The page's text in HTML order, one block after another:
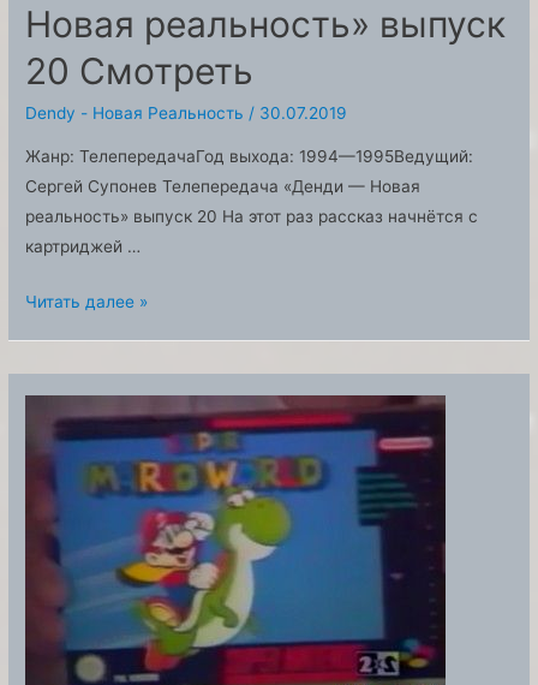
Новая реальность» выпуск
20 Смотреть
Dendy - Новая Реальность / 30.07.2019
Жанр: ТелепередачаГод выхода: 1994—1995Ведущий:
Сергей Супонев Телепередача «Денди — Новая
реальность» выпуск 20 На этот раз рассказ начнётся с
картриджей …
Телепередача
Новая
реальность»
выпуск
Читать далее »